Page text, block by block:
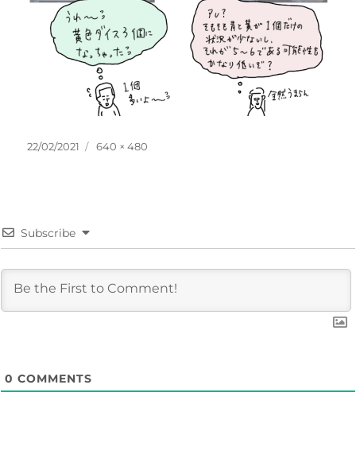
投
22/02/2021
フ
640 × 480
Subscribe
0 COMMENTS